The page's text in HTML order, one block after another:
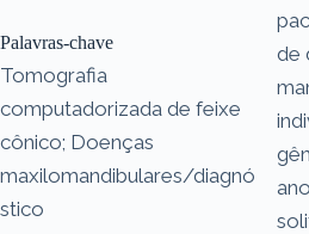
Palavras-chave
Tomografia
computadorizada de feixe
cônico; Doenças
maxilomandibulares/diagnó
stico
de